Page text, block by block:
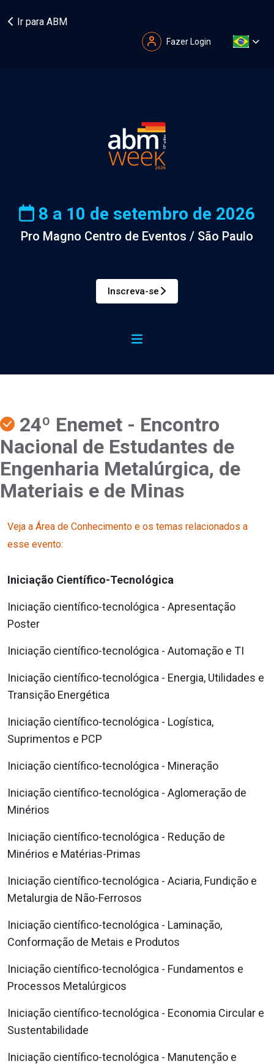
Ir para ABM
Fazer Login
Inscreva-se
8 a 10 de setembro de 2026
Pro Magno Centro de Eventos / São Paulo
24º Enemet - Encontro
Nacional de Estudantes de
Engenharia Metalúrgica, de
Materiais e de Minas
Veja a Área de Conhecimento e os temas relacionados a
esse evento:
Iniciação Científico-Tecnológica
Iniciação científico-tecnológica - Apresentação
Poster
Iniciação científico-tecnológica - Automação e TI
Iniciação científico-tecnológica - Energia, Utilidades e
Transição Energética
Iniciação científico-tecnológica - Logística,
Suprimentos e PCP
Iniciação científico-tecnológica - Mineração
Iniciação científico-tecnológica - Aglomeração de
Minérios
Iniciação científico-tecnológica - Redução de
Minérios e Matérias-Primas
Iniciação científico-tecnológica - Aciaria, Fundição e
Metalurgia de Não-Ferrosos
Iniciação científico-tecnológica - Laminação,
Conformação de Metais e Produtos
Iniciação científico-tecnológica - Fundamentos e
Processos Metalúrgicos
Iniciação científico-tecnológica - Economia Circular e
Sustentabilidade
Iniciação científico-tecnológica - Manutenção e